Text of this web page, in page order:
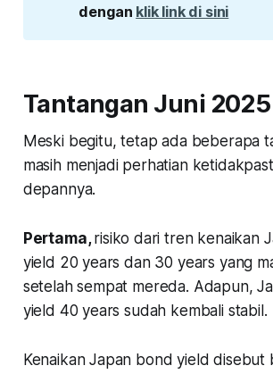
dengan klik link di sini
Tantangan Juni 2025
Meski begitu, tetap ada beberapa
masih menjadi perhatian
depannya.
Pertama,risiko dari tren kenaikan
yield 20 years dan 30 years yang
setelah sempat mereda. Adapun,
yield 40 years sudah kembali stabil.
Kenaikan Japan bond yield disebut